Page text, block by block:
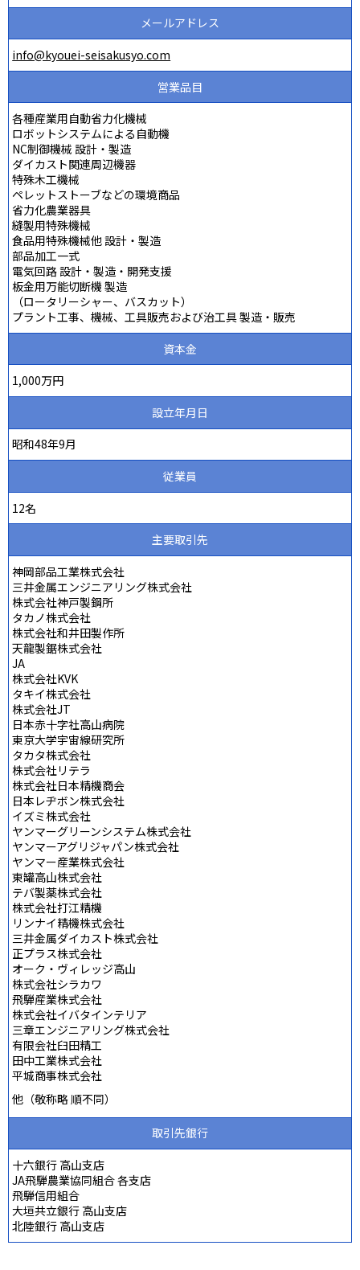
メールアドレス
info@kyouei-seisakusyo.com
営業品目
各種産業用自動省力化機械
ロボットシステムによる自動機
NC制御機械 設計・製造
ダイカスト関連周辺機器
特殊木工機械
ペレットストーブなどの環境商品
省力化農業器具
縫製用特殊機械
食品用特殊機械他 設計・製造
部品加工一式
電気回路 設計・製造・開発支援
板金用万能切断機 製造
（ロータリーシャー、バスカット）
プラント工事、機械、工具販売および治工具 製造・販売
資本金
1,000万円
設立年月日
昭和48年9月
従業員
12名
主要取引先
神岡部品工業株式会社
三井金属エンジニアリング株式会社
株式会社神戸製鋼所
タカノ株式会社
株式会社和井田製作所
天龍製鋸株式会社
JA
株式会社KVK
タキイ株式会社
株式会社JT
日本赤十字社高山病院
東京大学宇宙線研究所
タカタ株式会社
株式会社リテラ
株式会社日本精機商会
日本レヂボン株式会社
イズミ株式会社
ヤンマーグリーンシステム株式会社
ヤンマーアグリジャパン株式会社
ヤンマー産業株式会社
東罐高山株式会社
テバ製薬株式会社
株式会社打江精機
リンナイ精機株式会社
三井金属ダイカスト株式会社
正プラス株式会社
オーク・ヴィレッジ高山
株式会社シラカワ
飛騨産業株式会社
株式会社イバタインテリア
三章エンジニアリング株式会社
有限会社臼田精工
田中工業株式会社
平城商事株式会社
他（敬称略 順不同）
取引先銀行
十六銀行 高山支店
JA飛騨農業協同組合 各支店
飛騨信用組合
大垣共立銀行 高山支店
北陸銀行 高山支店